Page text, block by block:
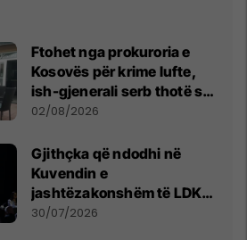
Ftohet nga prokuroria e
Kosovës për krime lufte,
ish-gjenerali serb thotë se
dikush e tradhtoi në
02/08/2026
Gjithçka që ndodhi në
Kuvendin e
jashtëzakonshëm të LDK-
së
30/07/2026